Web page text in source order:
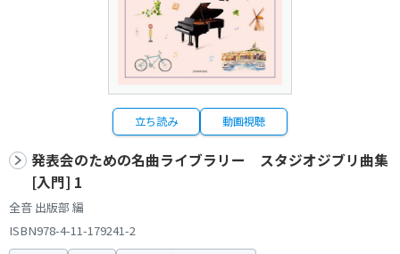
立ち読み 動画視聴
発表会のための名曲ライブラリー スタジオジブリ曲集
[入門] 1
全音 出版部 編
ISBN978-4-11-179241-2